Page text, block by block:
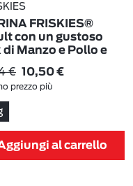
FRISKIES®
con un gustoso
di Manzo e Pollo e
da 2kg
€ 10,50 €
prezzo più
al carrello